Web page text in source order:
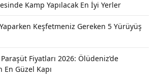
Kamp Yapılacak En İyi Yerler
Keşfetmeniz Gereken 5 Yürüyüş
Fiyatları 2026: Ölüdeniz’de
En Güzel Kapı